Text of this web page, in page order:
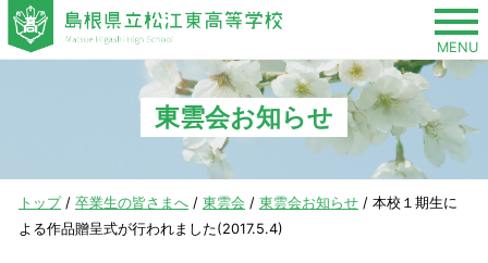
このページの本文へ
MENU
東雲会お知らせ
現
在
トップ/ 卒業生の皆さまへ / 東雲会 / 東雲会お知らせ / 本校１期生に
よる作品贈呈式が行われました(2017.5.4)